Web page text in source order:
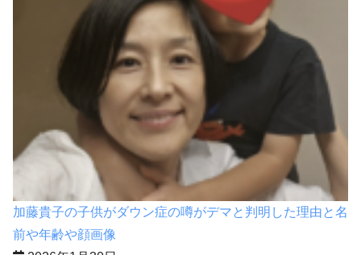
加藤貴子の子供がダウン症の噂がデマと判明した理由と名
前や年齢や顔画像